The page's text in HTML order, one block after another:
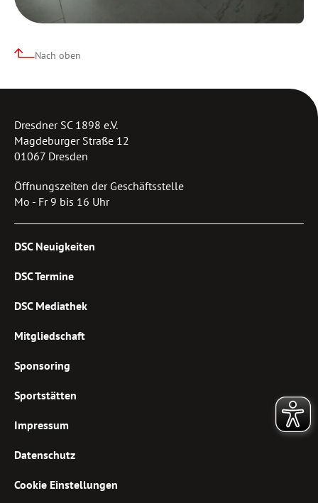
Nach oben
Dresdner SC 1898 e.V.
Magdeburger Straße 12
01067 Dresden
Öffnungszeiten der Geschäftsstelle
Mo - Fr 9 bis 16 Uhr
DSC Neuigkeiten
DSC Termine
DSC Mediathek
Mitgliedschaft
Sponsoring
Sportstätten
Impressum
Datenschutz
Cookie Einstellungen